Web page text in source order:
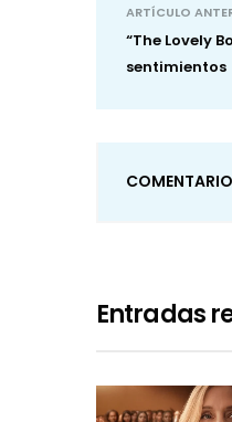
ARTÍCULO
“The Lovely
sentimientos
Entradas